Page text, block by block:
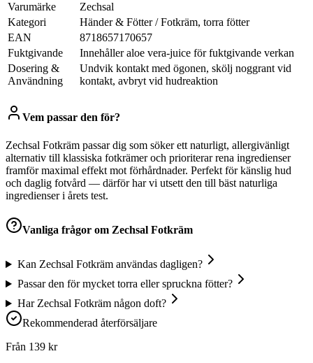
Varumärke
Zechsal
Kategori
Händer & Fötter / Fotkräm, torra fötter
EAN
8718657170657
Fuktgivande
Innehåller aloe vera-juice för fuktgivande verkan
Dosering &
Användning
Undvik kontakt med ögonen, skölj noggrant vid
kontakt, avbryt vid hudreaktion
Vem passar den för?
Zechsal Fotkräm passar dig som söker ett naturligt, allergivänligt
alternativ till klassiska fotkrämer och prioriterar rena ingredienser
framför maximal effekt mot förhårdnader. Perfekt för känslig hud
och daglig fotvård — därför har vi utsett den till bäst naturliga
ingredienser i årets test.
Vanliga frågor om Zechsal Fotkräm
Kan Zechsal Fotkräm användas dagligen?
Passar den för mycket torra eller spruckna fötter?
Har Zechsal Fotkräm någon doft?
Rekommenderad återförsäljare
Från 139 kr